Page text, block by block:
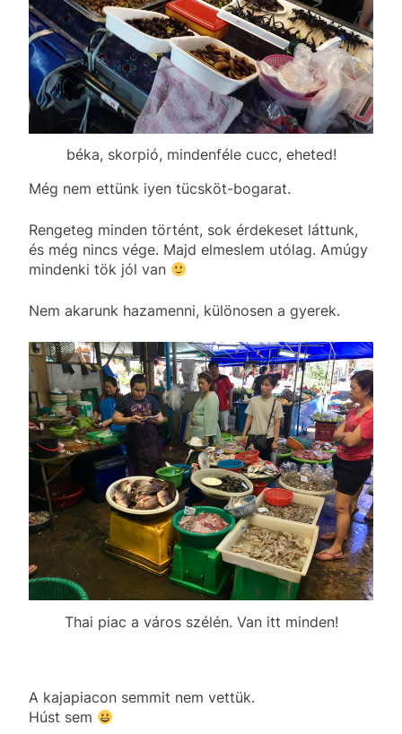
béka, skorpió, mindenféle cucc, eheted!
Még nem ettünk iyen tücsköt-bogarat.
Rengeteg minden történt, sok érdekeset láttunk,
és még nincs vége. Majd elmeslem utólag. Amúgy
mindenki tök jól van
Nem akarunk hazamenni, különosen a gyerek.
Thai piac a város szélén. Van itt minden!
A kajapiacon semmit nem vettük.
Húst sem